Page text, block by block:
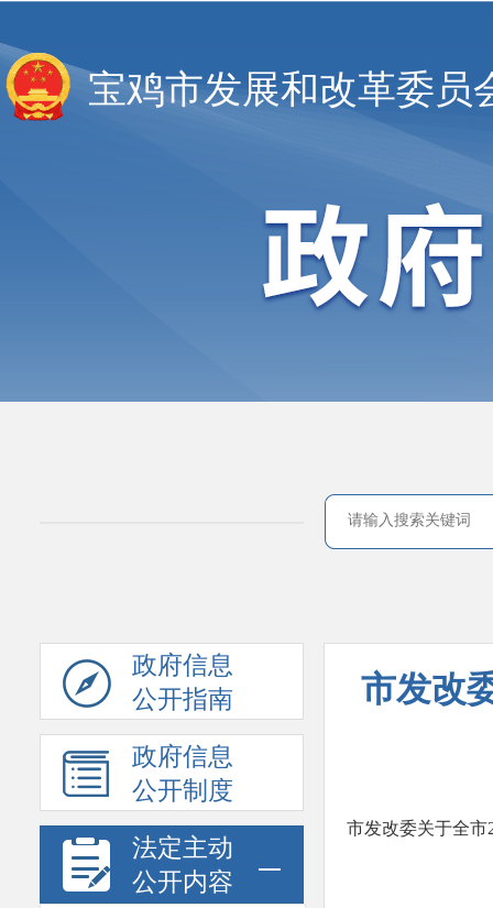
宝鸡市发展和改革委员
政府信息
公开指南
政府信息
公开制度
法定主动
公开内容
市发改
市发改委关于全市